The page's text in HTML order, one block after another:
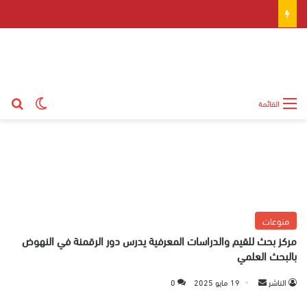
القائمة
منوعات
مركز بحث للقيم والدراسات المعرفية يدرس دور الرقمنة في النهوض
بالبحث العلمي
الناشر 19 مايو 2025 0